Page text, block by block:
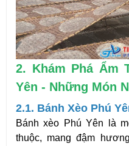
2. Khám Phá Ẩm
Yên - Những Món
2.1. Bánh Xèo Phú
Bánh xèo Phú Yên là
thuộc, mang đậm